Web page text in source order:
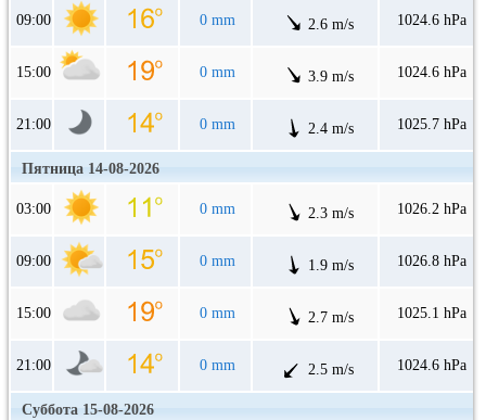
09:00 0 mm 2.6 m/s 1024.6 hPa
15:00 0 mm 3.9 m/s 1024.6 hPa
21:00 0 mm 2.4 m/s 1025.7 hPa
Пятница 14-08-2026
03:00 0 mm 2.3 m/s 1026.2 hPa
09:00 0 mm 1.9 m/s 1026.8 hPa
15:00 0 mm 2.7 m/s 1025.1 hPa
21:00 0 mm 2.5 m/s 1024.6 hPa
Суббота 15-08-2026